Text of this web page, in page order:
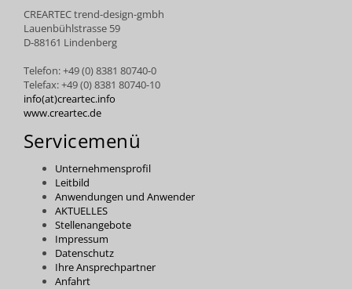
CREARTEC trend-design-gmbh
Lauenbühlstrasse 59
D-88161 Lindenberg
Telefon: +49 (0) 8381 80740-0
Telefax: +49 (0) 8381 80740-10
info(at)creartec.info
www.creartec.de
Servicemenü
Unternehmensprofil
Leitbild
Anwendungen und Anwender
AKTUELLES
Stellenangebote
Impressum
Datenschutz
Ihre Ansprechpartner
Anfahrt